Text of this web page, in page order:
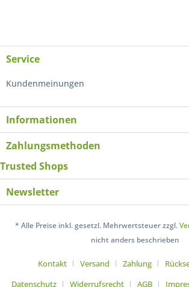
Service
Kundenmeinungen
Informationen
Zahlungsmethoden
Trusted Shops
Newsletter
* Alle Preise inkl. gesetzl. Mehrwertsteuer zzgl.
nicht anders beschrieben
Kontakt Versand Zahlung
Datenschutz
Widerrufsrecht AGB